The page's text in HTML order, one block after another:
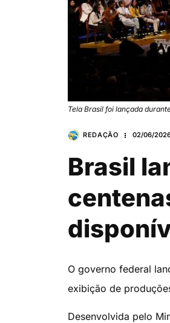
Tela Brasil foi lançada
REDAÇÃO 02/06/
Brasil
O governo federal
exibição de
Desenvolvida pelo